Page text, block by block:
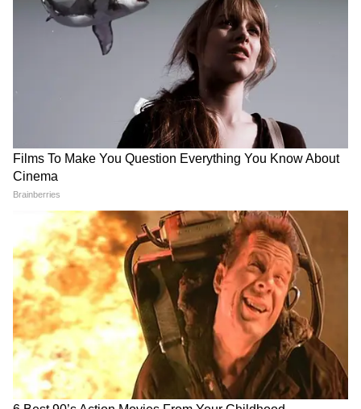
থেকে মঘা নক্ষত্রে সরছে সূর্য, এই
৫ রাশি হবে মালামাল, পকেটে
Ajker Rashifal: আজ দিনটি
ভালো যাবে! দেখে নিন কী বলছে
আপনার রাশিফল
Annapurna Bhandar Payment |
প্রতিমাসে কত তারিখে ঢুকবে অন্নপূর্ণার ৩
হাজার টাকা?
কীভাবে অন্নপূর্ণা ভাণ্ডার নিয়ে কারা ছড়াচ্ছে
বিভ্রান্তি? | Suvendu Adhikari on
Annapurna Yojana